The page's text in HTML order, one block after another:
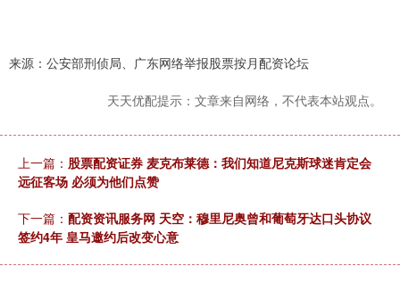
来源：公安部刑侦局、广东网络举报股票按月配资论坛
天天优配提示：文章来自网络，不代表本站观点。
上一篇： 股票配资证券 麦克布莱德：我们知道尼克斯球迷肯定会
远征客场 必须为他们点赞
下一篇： 配资资讯服务网 天空：穆里尼奥曾和葡萄牙达口头协议
签约4年 皇马邀约后改变心意